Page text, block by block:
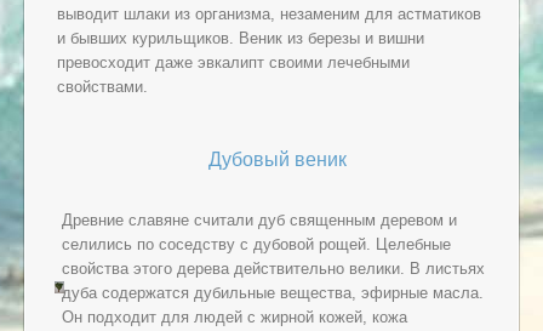
выводит шлаки из организма, незаменим для астматиков
и бывших курильщиков. Веник из березы и вишни
превосходит даже эвкалипт своими лечебными
свойствами.
Дубовый веник
Древние славяне считали дуб священным деревом и
селились по соседству с дубовой рощей. Целебные
свойства этого дерева действительно велики. В листьях
дуба содержатся дубильные вещества, эфирные масла.
Он подходит для людей с жирной кожей, кожа